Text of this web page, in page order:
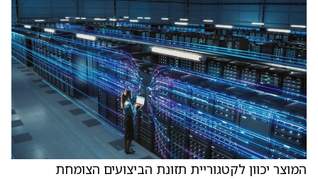
המוצר יכוון לקטגוריית תזונת הביצועים הצומחת